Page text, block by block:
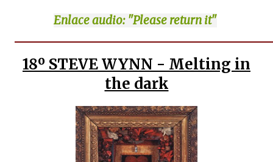
Enlaceaudio: "Please return it"
18º STEVE WYNN - Melting in
the dark